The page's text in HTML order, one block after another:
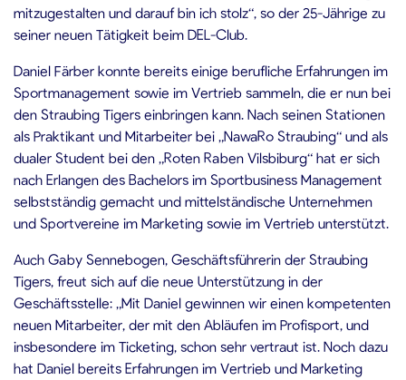
mitzugestalten und darauf bin ich stolz“, so der 25-Jährige zu
seiner neuen Tätigkeit beim DEL-Club.
Daniel Färber konnte bereits einige berufliche Erfahrungen im
Sportmanagement sowie im Vertrieb sammeln, die er nun bei
den Straubing Tigers einbringen kann. Nach seinen Stationen
als Praktikant und Mitarbeiter bei „NawaRo Straubing“ und als
dualer Student bei den „Roten Raben Vilsbiburg“ hat er sich
nach Erlangen des Bachelors im Sportbusiness Management
selbstständig gemacht und mittelständische Unternehmen
und Sportvereine im Marketing sowie im Vertrieb unterstützt.
Auch Gaby Sennebogen, Geschäftsführerin der Straubing
Tigers, freut sich auf die neue Unterstützung in der
Geschäftsstelle: „Mit Daniel gewinnen wir einen kompetenten
neuen Mitarbeiter, der mit den Abläufen im Profisport, und
insbesondere im Ticketing, schon sehr vertraut ist. Noch dazu
hat Daniel bereits Erfahrungen im Vertrieb und Marketing